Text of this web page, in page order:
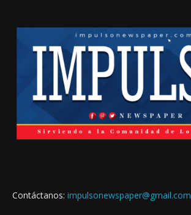
Contáctanos: impulsonewspaper@gmail.com